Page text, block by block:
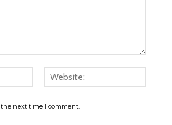
Email:*
next time I comment.